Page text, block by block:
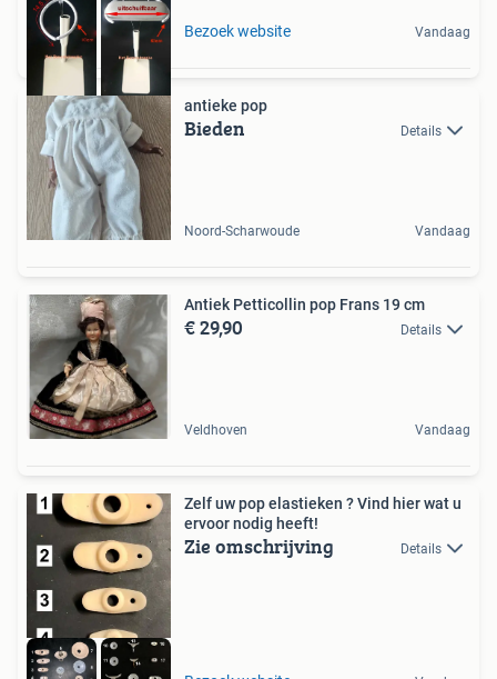
Bezoek website Vandaag
antieke pop
Bieden Details
Noord-Scharwoude Vandaag
Antiek Petticollin pop Frans 19 cm
€ 29,90 Details
Veldhoven Vandaag
Zelf uw pop elastieken ? Vind hier wat u
ervoor nodig heeft!
Zie omschrijving Details